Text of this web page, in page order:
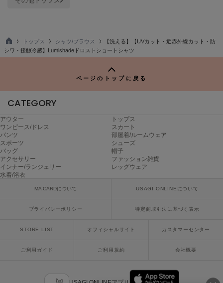
ナウンス
null.
On
Onitsuka Tiger
オニツカ タイガー
ORGUE
オルグ
TO
P
トップス シャツ/ブラウス
【洗える】【UVカット・近赤外線カット・防
シワ・接触冷感】Lumishadeドロストショートシャツ
ページのトップに戻る
CATEGORY
アウター
トップス
ワンピース/ドレス
スカート
パンツ
部屋着/ルームウェア
スポーツ
シューズ
バッグ
帽子
アクセサリー
ファッション雑貨
インナー/ランジェリー
レッグウェア
水着/浴衣
MA CARDについて USAGI ONLINEについて
プライバシーポリシー 特定商取引法に基づく表示
STORE LIST オフィシャルサイト カスタマーセンター
ご利用ガイド ご利用規約 会社概要